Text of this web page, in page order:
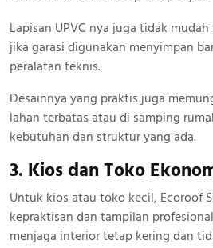
Lapisan UPVC nya juga tidak
jika garasi digunakan menyimpan
peralatan teknis.
Desainnya yang praktis juga
lahan terbatas atau di samping
kebutuhan dan struktur yang ada.
3. Kios dan Toko
Untuk kios atau toko kecil, Ecoroof
kepraktisan dan tampilan
menjaga interior tetap kering dan